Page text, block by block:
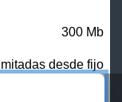
300 Mb
desde fijo